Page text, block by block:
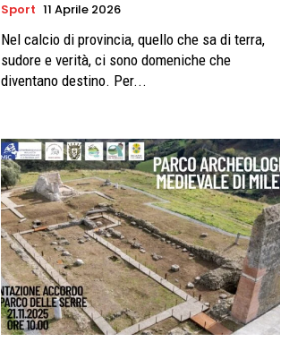
Sport 11 Aprile 2026
Nel calcio di provincia, quello che sa di terra,
sudore e verità, ci sono domeniche che
diventano destino. Per...